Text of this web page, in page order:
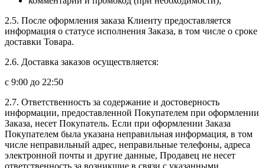
2.5. После оформления заказа Клиенту предоставляется
информация о статусе исполнения Заказа, в том числе о сроке
доставки Товара.
2.6. Доставка заказов осуществляется:
с 9:00 до 22:50
2.7. Ответственность за содержание и достоверность
информации, предоставленной Покупателем при оформлении
Заказа, несет Покупатель. Если при оформлении Заказа
Покупателем была указана неправильная информация, в том
числе неправильный адрес, неправильные телефоны, адреса
электронной почты и другие данные, Продавец не несет